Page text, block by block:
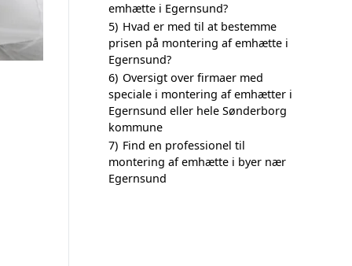
emhætte i Egernsund?
5) Hvad er med til at bestemme
prisen på montering af emhætte i
Egernsund?
6) Oversigt over firmaer med
speciale i montering af emhætter i
Egernsund eller hele Sønderborg
kommune
7) Find en professionel til
montering af emhætte i byer nær
Egernsund